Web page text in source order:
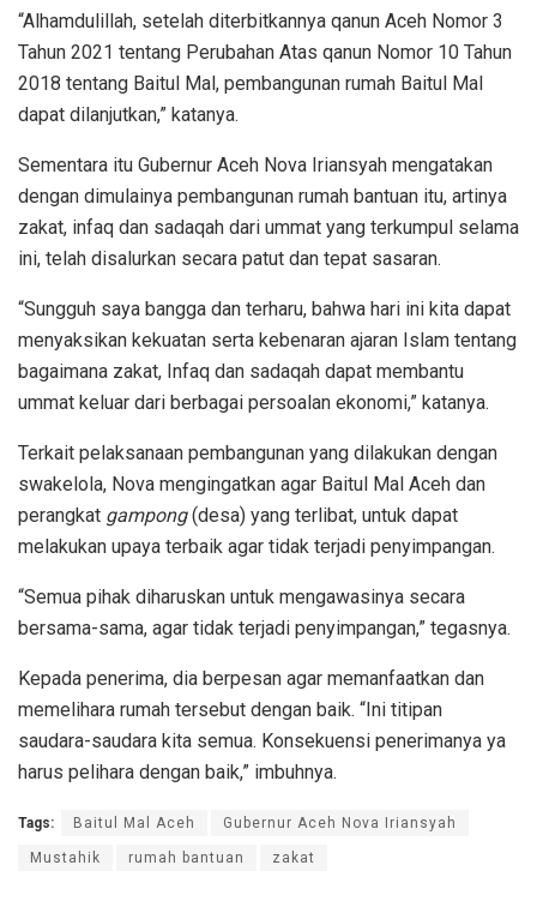
“Alhamdulillah, setelah diterbitkannya qanun Aceh Nomor 3
Tahun 2021 tentang Perubahan Atas qanun Nomor 10 Tahun
2018 tentang Baitul Mal, pembangunan rumah Baitul Mal
dapat dilanjutkan,” katanya.
Sementara itu Gubernur Aceh Nova Iriansyah mengatakan
dengan dimulainya pembangunan rumah bantuan itu, artinya
zakat, infaq dan sadaqah dari ummat yang terkumpul selama
ini, telah disalurkan secara patut dan tepat sasaran.
“Sungguh saya bangga dan terharu, bahwa hari ini kita dapat
menyaksikan kekuatan serta kebenaran ajaran Islam tentang
bagaimana zakat, Infaq dan sadaqah dapat membantu
ummat keluar dari berbagai persoalan ekonomi,” katanya.
Terkait pelaksanaan pembangunan yang dilakukan dengan
swakelola, Nova mengingatkan agar Baitul Mal Aceh dan
perangkat gampong(desa) yang terlibat, untuk dapat
melakukan upaya terbaik agar tidak terjadi penyimpangan.
“Semua pihak diharuskan untuk mengawasinya secara
bersama-sama, agar tidak terjadi penyimpangan,” tegasnya.
Kepada penerima, dia berpesan agar memanfaatkan dan
memelihara rumah tersebut dengan baik. “Ini titipan
saudara-saudara kita semua. Konsekuensi penerimanya ya
harus pelihara dengan baik,” imbuhnya.
Tags: Baitul Mal Aceh Gubernur Aceh Nova Iriansyah
Mustahik rumah bantuan zakat